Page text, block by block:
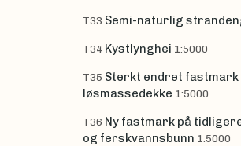
T33 Semi-naturlig
T34 Kystlynghei 1:5000
T35 Sterkt endret fastmark
løsmassedekke 1:5000
T36 Ny fastmark på
og ferskvannsbunn 1:5000